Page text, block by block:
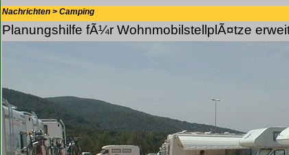
Nachrichten > Camping
Planungshilfe fÃ¼r WohnmobilstellplÃ¤tze